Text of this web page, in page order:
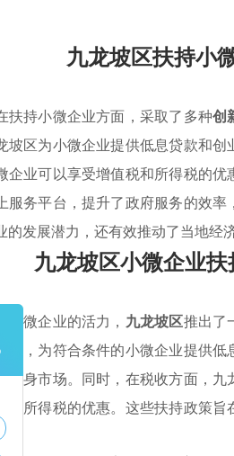
九龙坡区扶持小
扶持小微企业方面，采取了多种创
坡区为小微企业提供低息贷款和
企业可以享受增值税和所得税的
服务平台，提升了政府服务的效
的发展潜力，还有效推动了当地经
九龙坡区小微企业
小微企业的活力， 九龙坡区推出了
金，为符合条件的小微企业提供
投身市场。同时，在税收方面，
和所得税的优惠。这些扶持政策